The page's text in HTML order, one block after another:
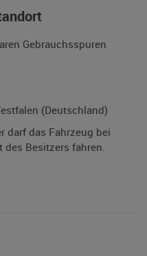
Gebrauchsspuren
(Deutschland)
darf das Fahrzeug bei
des Besitzers fahren.